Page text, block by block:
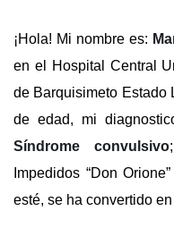
¡Hola! Mi nombre es:
en el Hospital Central
de Barquisimeto Estado
de edad, mi
Síndrome convulsivo
Impedidos “Don
esté, se ha convertido